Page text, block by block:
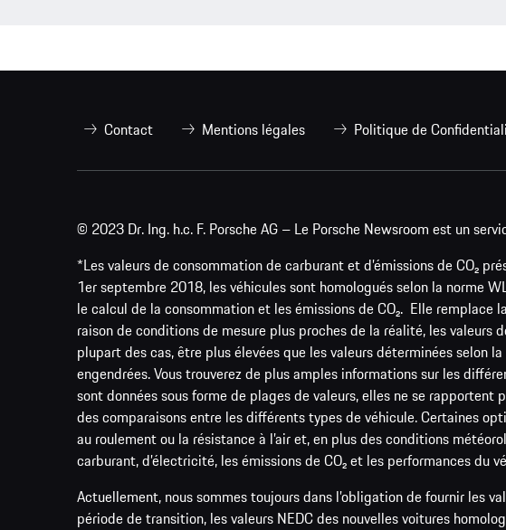
Contact Mentions légales Politique de
© 2023 Dr. Ing. h.c. F. Porsche AG – Le Porsche Newsroom est un
*Les valeurs de consommation de carburant et d’émissions de CO₂
1er septembre 2018, les véhicules sont homologués selon la norme
le calcul de la consommation et les émissions de CO₂. Elle remplace
raison de conditions de mesure plus proches de la réalité, les valeurs
plupart des cas, être plus élevées que les valeurs déterminées selon
engendrées. Vous trouverez de plus amples informations sur les
sont données sous forme de plages de valeurs, elles ne se
des comparaisons entre les différents types de véhicule. Certaines
au roulement ou la résistance à l’air et, en plus des conditions
carburant, d’électricité, les émissions de CO₂ et les performances du
Actuellement, nous sommes toujours dans l’obligation de fournir les
période de transition, les valeurs NEDC des nouvelles voitures